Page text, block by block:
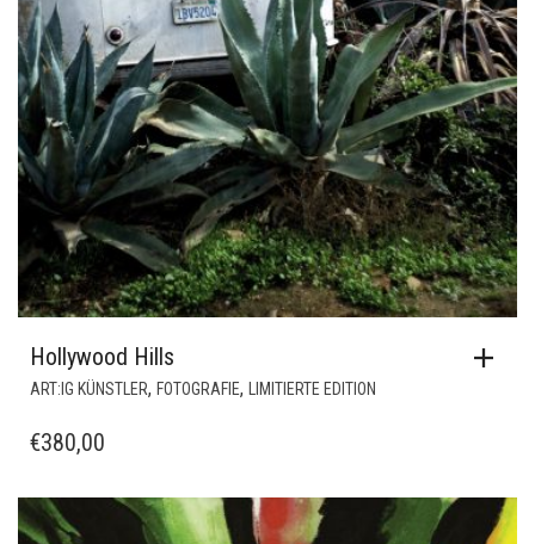
Hollywood Hills
ART:IG KÜNSTLER, FOTOGRAFIE, LIMITIERTE EDITION
€380,00